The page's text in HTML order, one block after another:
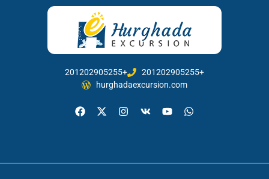
201202905255+
201202905255+
hurghadaexcursion.com